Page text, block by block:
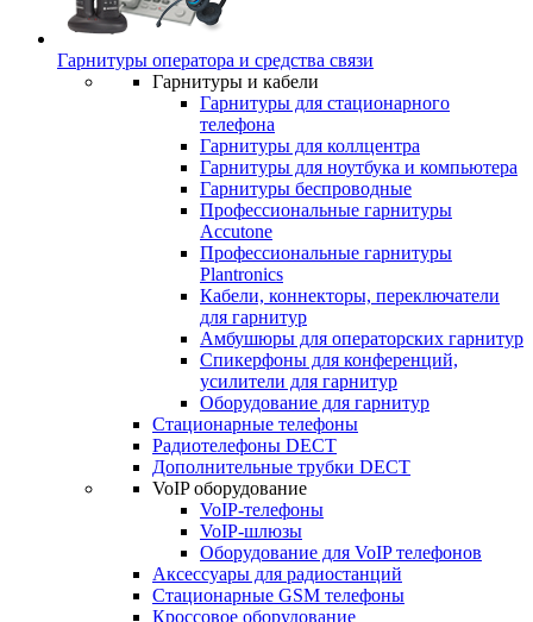
Гарнитуры оператора и средства связи
Гарнитуры и кабели
Гарнитуры для стационарного
телефона
Гарнитуры для коллцентра
Гарнитуры для ноутбука и компьютера
Гарнитуры беспроводные
Профессиональные гарнитуры
Accutone
Профессиональные гарнитуры
Plantronics
Кабели, коннекторы, переключатели
для гарнитур
Амбушюры для операторских гарнитур
Cпикерфоны для конференций,
усилители для гарнитур
Оборудование для гарнитур
Стационарные телефоны
Радиотелефоны DECT
Дополнительные трубки DECT
VoIP оборудование
VoIP-телефоны
VoIP-шлюзы
Оборудование для VoIP телефонов
Аксессуары для радиостанций
Стационарные GSM телефоны
Кроссовое оборудование